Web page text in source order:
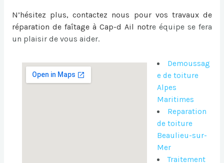
N’hésitez plus, contactez nous pour vos travaux de
réparation de faîtage à Cap-d Ail notre équipe se fera
un plaisir de vous aider.
Demoussag
e de toiture
Alpes
Maritimes
Reparation
de toiture
Beaulieu-sur-
Mer
Traitement